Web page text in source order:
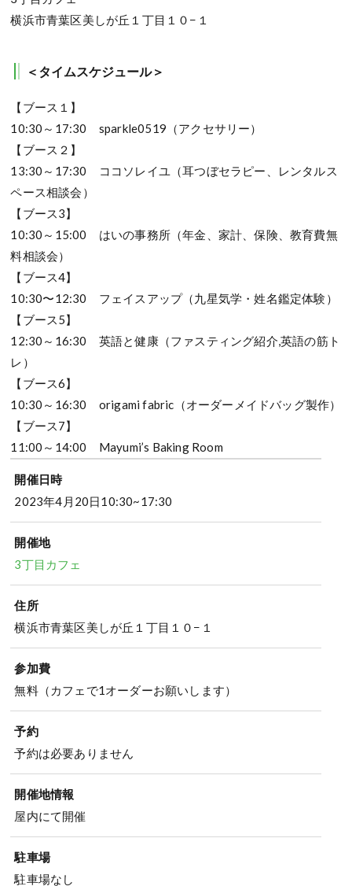
横浜市青葉区美しが丘１丁目１０−１
＜タイムスケジュール＞
【ブース１】
10:30～17:30 sparkle0519（アクセサリー）
【ブース２】
13:30～17:30 ココソレイユ（耳つぼセラピー、レンタルス
ペース相談会）
【ブース3】
10:30～15:00 はいの事務所（年金、家計、保険、教育費無
料相談会）
【ブース4】
10:30〜12:30 フェイスアップ（九星気学・姓名鑑定体験）
【ブース5】
12:30～16:30 英語と健康（ファスティング紹介,英語の筋ト
レ）
【ブース6】
10:30～16:30 origami fabric（オーダーメイドバッグ製作）
【ブース7】
11:00～14:00 Mayumi’s Baking Room
開催日時
2023年4月20日10:30~17:30
開催地
3丁目カフェ
住所
横浜市青葉区美しが丘１丁目１０−１
参加費
無料（カフェで1オーダーお願いします）
予約
予約は必要ありません
開催地情報
屋内にて開催
駐車場
駐車場なし